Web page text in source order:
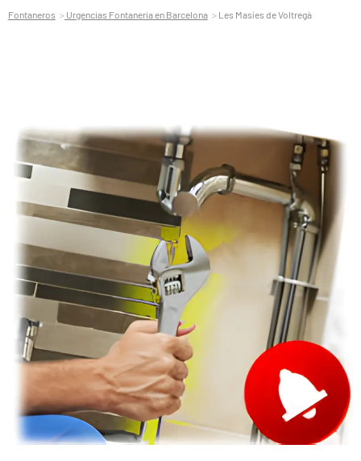
Fontaneros Urgencias Fontaneria en Barcelona Les Masíes de Voltregà